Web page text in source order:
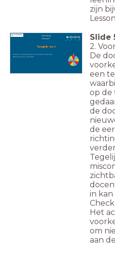
zijn
Terugblik - les 4
Noem een overtreding met een daarbij hoorden staf.
Wanneer moet je naar HALT?
Herhaling
thema 9
Slide
2.
De
een
op de
de
de
in kan
Het
om
aan